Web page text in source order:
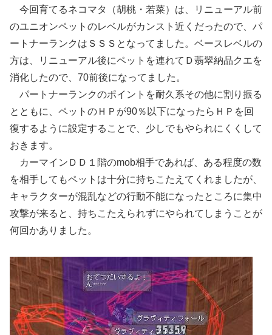
今回育てるネコマタ（胡桃・若菜）は、リニューアル前
のユニオンペットのレベルがカンスト近くだったので、パ
ートナーランクはＳＳＳとなってました。ベースレベルの
方は、リニューアル後にペットを連れてＤ翡翠納品クエを
消化したので、70前後になってました。
パートナーランクのポイントを耐久系その他に割り振る
とともに、ペットのＨＰが90％以下になったらＨＰを回
復するように設定することで、少しでもやられにくくして
おきます。
カーマインＤＤ１階のmob相手であれば、ある程度の数
を相手してもペットは十分に持ちこたえてくれましたが、
キャラクターが混乱などの行動不能になったところに集中
攻撃が来ると、持ちこたえられずにやられてしまうことが
何回かありました。